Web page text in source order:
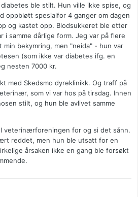
ble stilt. Hun ville ikke spise, og
oppbløtt spesialfor 4 ganger om dagen
og kastet opp. Blodsukkeret ble etter
i samme dårlige form. Jeg var på flere
bekymring, men "neida" - hun var
(som ikke var diabetes ifg. en
nesten 7000 kr.
med Skedsmo dyreklinikk. Og traff på
som vi var hos på tirsdag. Innen
stilt, og hun ble avlivet samme
veterinærforeningen for og si det sånn.
reddet, men hun ble utsatt for en
årsaken ikke en gang ble forsøkt